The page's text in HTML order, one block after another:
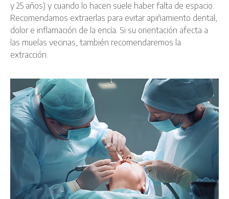
y 25 años) y cuando lo hacen suele haber falta de espacio.
Recomendamos extraerlas para evitar apiñamiento dental,
dolor e inflamación de la encía. Si su orientación afecta a
las muelas vecinas, también recomendaremos la
extracción.